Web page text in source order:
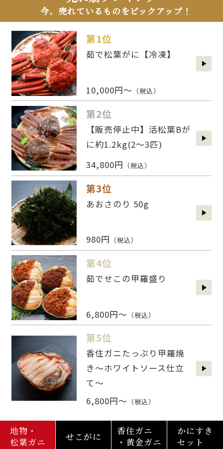
今、売れているものをピックアップ！
第1位
茹で松葉がに【冷凍】
10,000円～ （税込）
第2位
【販売停止中】活松葉Bが
に約1.2kg(2〜3匹)
34,800円 （税込）
第3位
あおさのり 50g
980円 （税込）
第4位
茹でせこの甲羅盛り
6,800円～ （税込）
第5位
香住ガニたっぷり甲羅焼
き～ホワイトソース仕立
て～
6,800円～ （税込）
地物・
松葉ガニ
せこがに
香住ガニ
・黄金ガニ
かにすき
セット